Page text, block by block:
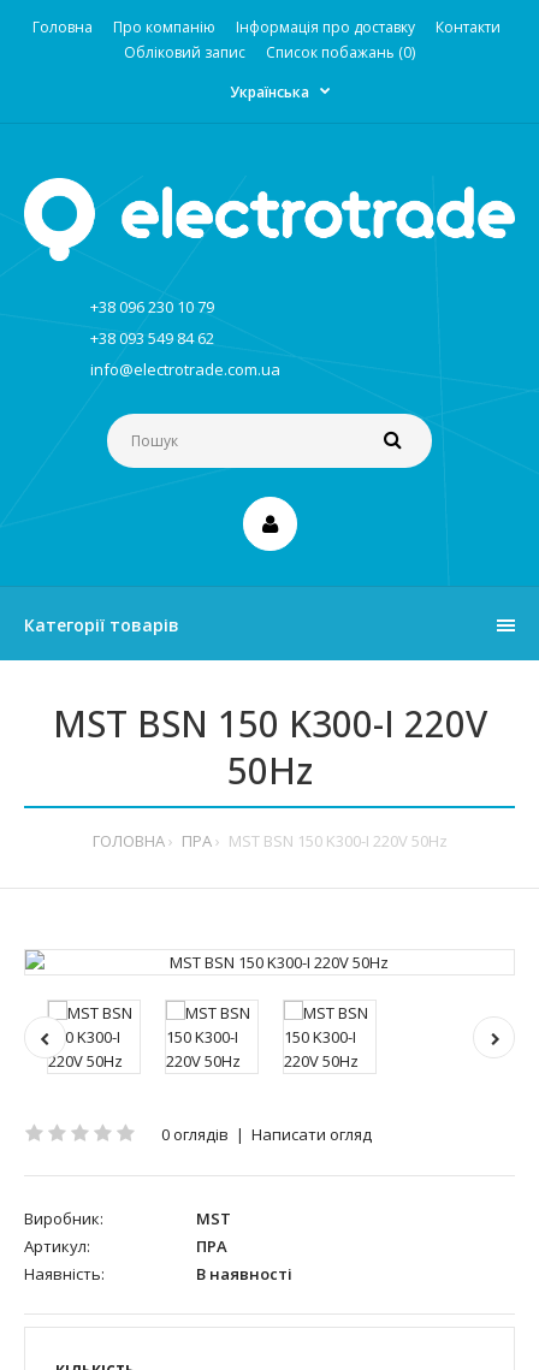
Головна Про компанію Інформація про доставку
Контакти
Обліковий запис
Список побажань (0)
Українська
+38 096 230 10 79
+38 093 549 84 62
info@electrotrade.com.ua
Категорії товарів
MST BSN 150 K300-I 220V
50Hz
ГОЛОВНА ПРА MST BSN 150 K300-I 220V 50Hz
0 оглядів | Написати огляд
Виробник:
MST
Артикул:
ПРА
Наявність:
В наявності